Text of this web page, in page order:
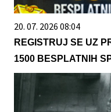
20. 07. 2026 08:04
REGISTRUJ SE UZ
1500 BESPLATNIH